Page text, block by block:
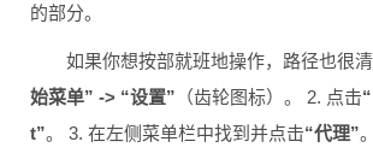
的部分。
如果你想按部就班地操作，路径也很
始菜单” -> “设置” （齿轮图标）。 2. 点击
t”。 3. 在左侧菜单栏中找到并点击“代理”。